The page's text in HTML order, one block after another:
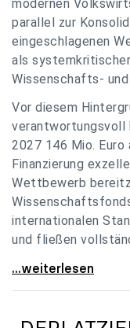
modernen
parallel zur
eingeschlagenen
als
Wissenschafts- und
Vor diesem
verantwortungsvoll
2027 146 Mio. Euro
Finanzierung
Wettbewerb
internationalen
und fließen
Gemeinsam für
...weiterlesen